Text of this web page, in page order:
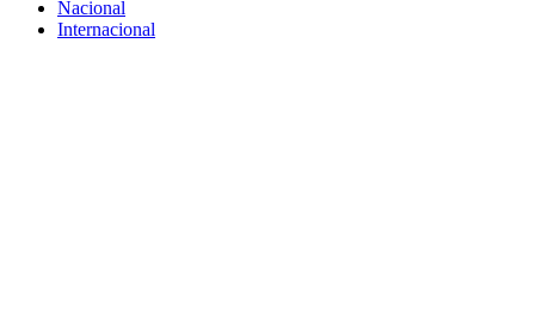
Nacional
Internacional